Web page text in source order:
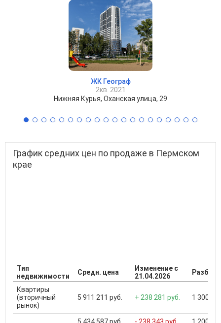
ЖК Географ
2кв. 2021
Нижняя Курья, Оханская улица, 29
График средних цен по продаже в Пермском
крае
Тип
недвижимости
Средн. цена
Изменение с
21.04.2026
Квартиры
(вторичный
рынок)
5 911 211 руб. + 238 281 руб. 1 300